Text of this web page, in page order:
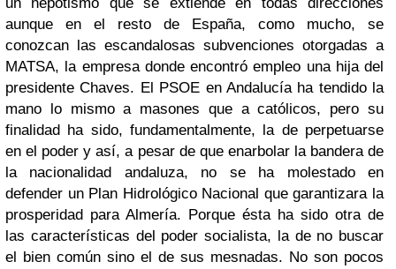
un nepotismo que se extiende en todas direcciones
aunque en el resto de España, como mucho, se
conozcan las escandalosas subvenciones otorgadas a
MATSA, la empresa donde encontró empleo una hija del
presidente Chaves. El PSOE en Andalucía ha tendido la
mano lo mismo a masones que a católicos, pero su
finalidad ha sido, fundamentalmente, la de perpetuarse
en el poder y así, a pesar de que enarbolar la bandera de
la nacionalidad andaluza, no se ha molestado en
defender un Plan Hidrológico Nacional que garantizara la
prosperidad para Almería. Porque ésta ha sido otra de
las características del poder socialista, la de no buscar
el bien común sino el de sus mesnadas. No son pocos